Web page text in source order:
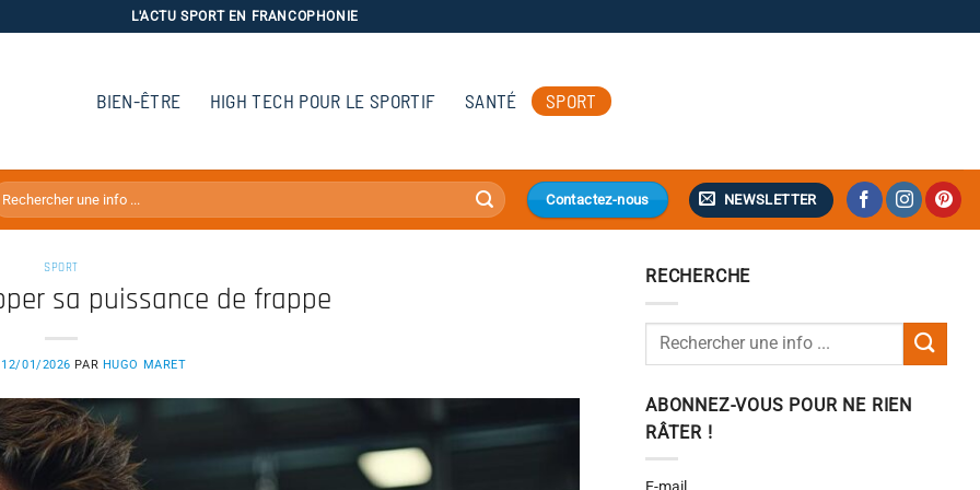
L'ACTU SPORT EN FRANCOPHONIE
BIEN-ÊTRE HIGH TECH POUR LE SPORTIF SANTÉ SPORT
Contactez-nous NEWSLETTER
SPORT
sa puissance de frappe
12/01/2026 PAR HUGO MARET
RECHERCHE
ABONNEZ-VOUS POUR NE RIEN
RÂTER !